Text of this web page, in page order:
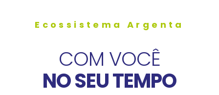
Ecossistema Argenta
COM VOCÊ
NO SEU TEMPO